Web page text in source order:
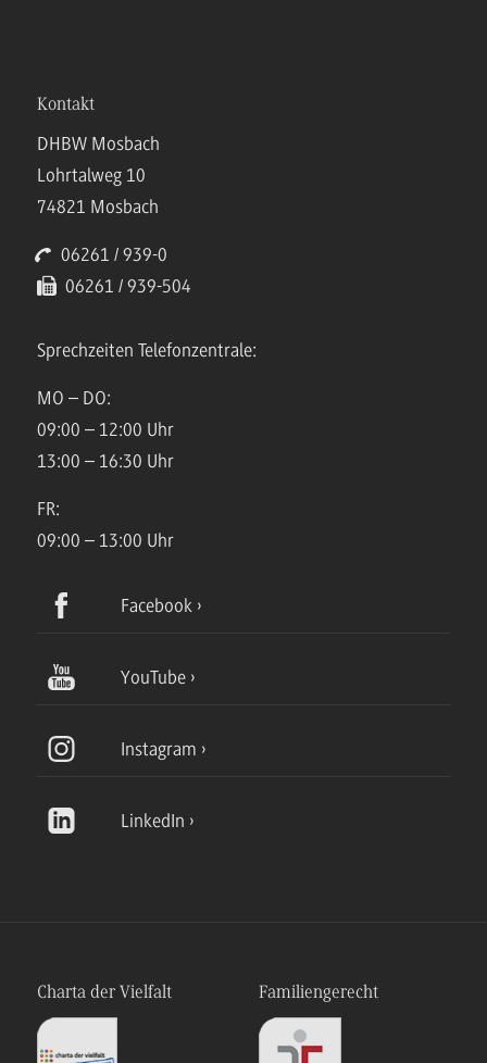
Kontakt
DHBW Mosbach
Lohrtalweg 10
74821 Mosbach
06261 / 939-0
06261 / 939-504
Sprechzeiten Telefonzentrale:
MO – DO:
09:00 – 12:00 Uhr
13:00 – 16:30 Uhr
FR:
09:00 – 13:00 Uhr
Facebook
YouTube
Instagram
LinkedIn
Charta der Vielfalt Familiengerecht